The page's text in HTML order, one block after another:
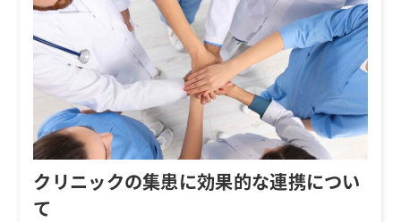
クリニックの集患に効果的な連携につい
て